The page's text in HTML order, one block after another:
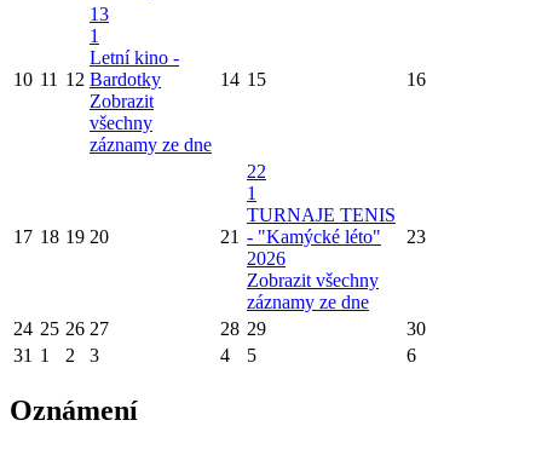
10 11 12
13
1
Letní kino -
Bardotky
Zobrazit
všechny
záznamy ze dne
14 15 16
17 18 19 20 21
22
1
TURNAJE TENIS
- "Kamýcké léto"
2026
Zobrazit všechny
záznamy ze dne
23
24 25 26 27 28 29
30
31 1 2 3 4 5 6
Oznámení